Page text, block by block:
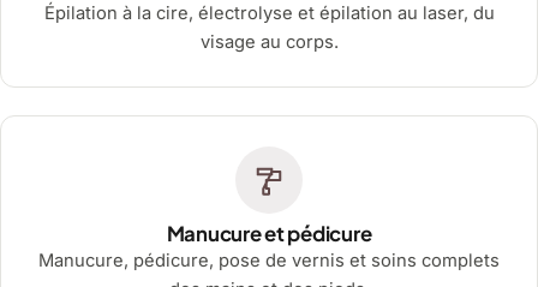
Épilation à la cire, électrolyse et épilation au laser, du
visage au corps.
Manucure et pédicure
Manucure, pédicure, pose de vernis et soins complets